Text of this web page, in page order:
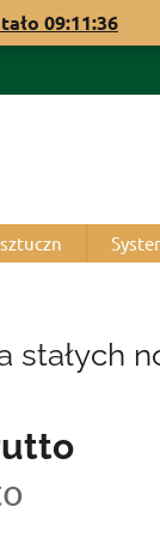
09:11:35
stałych